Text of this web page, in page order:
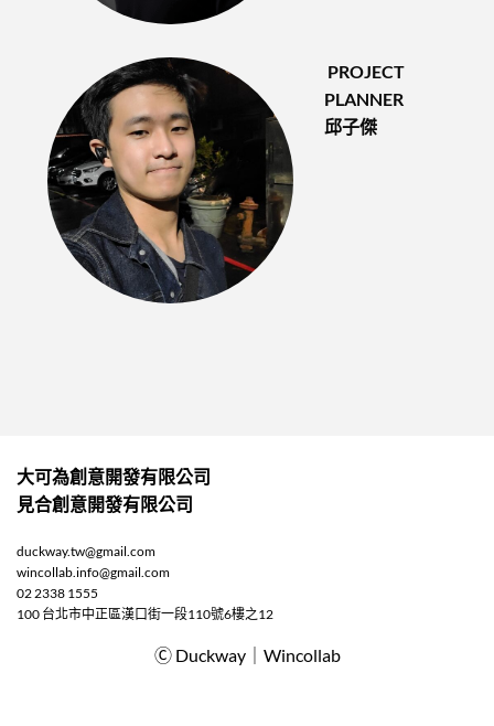
PROJECT
PLANNER
邱子傑
大可為創意開發有限公司
見合創意開發有限公司
duckway.tw@gmail.com
wincollab.info@gmail.com
02 2338 1555
100 台北市中正區漢口街一段110號6樓之12
Ⓒ Duckway｜Wincollab